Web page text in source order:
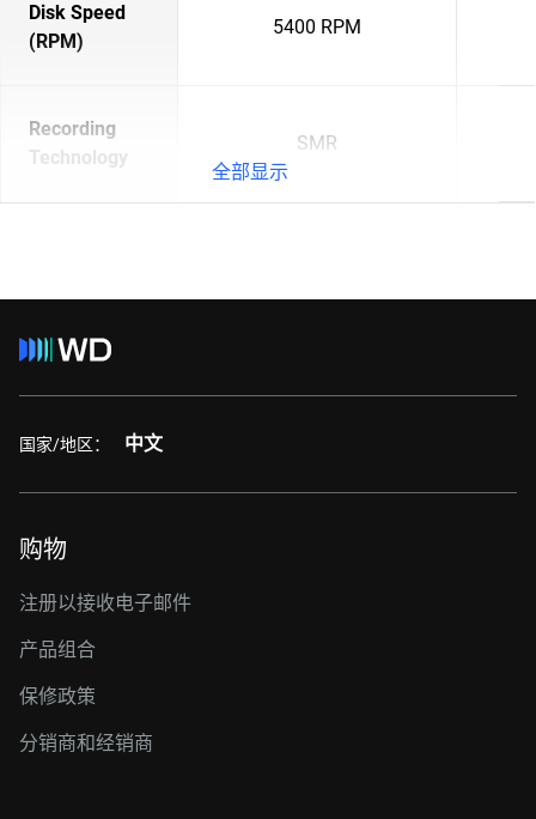
Disk Speed
(RPM)
5400 RPM
Recording
Technology
SMR
全部显示
国家/地区： 中文
购物
注册以接收电子邮件
产品组合
保修政策
分销商和经销商